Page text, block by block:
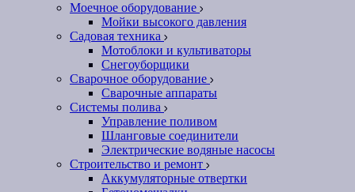
Моечное оборудование
Мойки высокого давления
Садовая техника
Мотоблоки и культиваторы
Снегоуборщики
Сварочное оборудование
Сварочные аппараты
Системы полива
Управление поливом
Шланговые соединители
Электрические водяные насосы
Строительство и ремонт
Аккумуляторные отвертки